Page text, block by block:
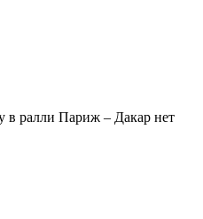
в ралли Париж – Дакар нет